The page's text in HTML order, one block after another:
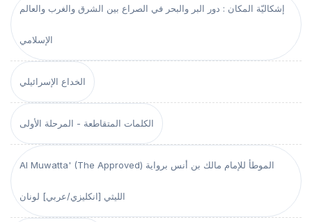
إشكاليّة المكان : دور البر والبحر في الصراع بين الشرق والغرب والعالم
الإسلامي
الخداع الإسرائيلي
الكلمات المتقاطعة - المرحلة الأولى
Al Muwatta' (The Approved) الموطأ للإمام مالك بن أنس برواية
الليثي [انكليزي/عربي] لونان